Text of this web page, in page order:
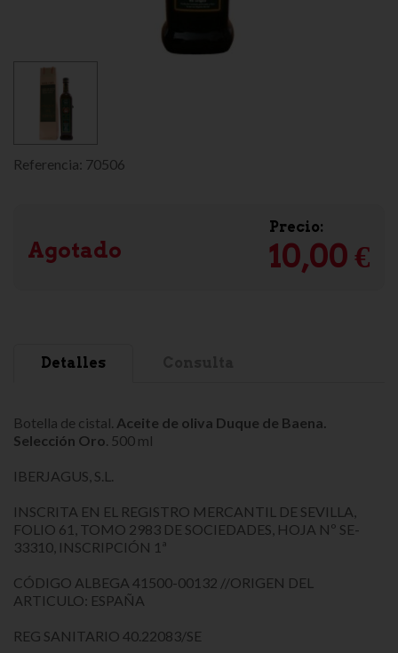
Referencia: 70506
Agotado
Precio:
10,00 €
Detalles
Botella de cistal. Aceite de oliva Duque de Baena
Selección Oro . 500 ml
IBERJAGUS, S.L.
INSCRITA EN EL REGISTRO MERCANTIL DE SEVILLA,
FOLIO 61, TOMO 2983 DE SOCIEDADES, HOJA Nº SE-
33310, INSCRIPCIÓN 1ª
CÓDIGO ALBEGA 41500-00132 //ORIGEN DEL
ARTICULO: ESPAÑA
REG SANITARIO 40.22083/SE